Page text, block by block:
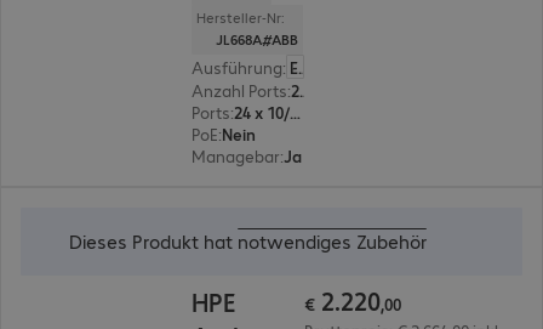
Hersteller-Nr:
JL668A#ABB
Ausführung:
Europäisch
Anzahl Ports: 24
Ports:
24 x 10/100/1000 RJ45
PoE:Nein
Managebar:Ja
Dieses Produkt hat notwendiges Zubehör
HPE
€ 2.220,00